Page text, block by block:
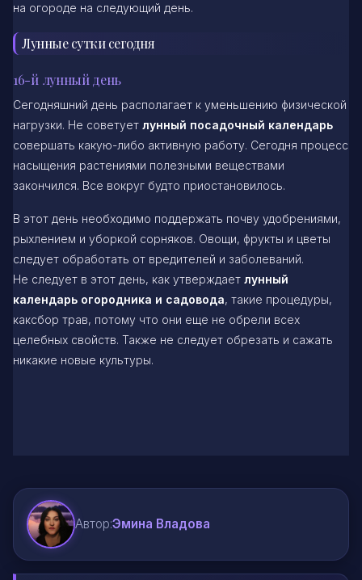
на огороде на следующий день.
Лунные сутки сегодня
16-й лунный день
Сегодняшний день располагает к уменьшению физической
нагрузки. Не советует лунный посадочный календарь
совершать какую-либо активную работу. Сегодня процесс
насыщения растениями полезными веществами
закончился. Все вокруг будто приостановилось.
В этот день необходимо поддержать почву удобрениями,
рыхлением и уборкой сорняков. Овощи, фрукты и цветы
следует обработать от вредителей и заболеваний.
Не следует в этот день, как утверждает лунный
календарь огородника и садовода, такие процедуры,
каксбор трав, потому что они еще не обрели всех
целебных свойств. Также не следует обрезать и сажать
никакие новые культуры.
Автор:Эмина Владова